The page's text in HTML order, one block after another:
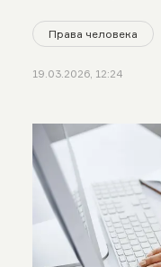
Права человека
19.03.2026, 12:24